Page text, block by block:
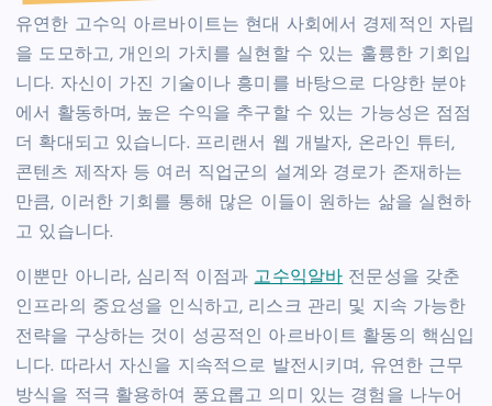
유연한 고수익 아르바이트는 현대 사회에서 경제적인 자립
을 도모하고, 개인의 가치를 실현할 수 있는 훌륭한 기회입
니다. 자신이 가진 기술이나 흥미를 바탕으로 다양한 분야
에서 활동하며, 높은 수익을 추구할 수 있는 가능성은 점점
더 확대되고 있습니다. 프리랜서 웹 개발자, 온라인 튜터,
콘텐츠 제작자 등 여러 직업군의 설계와 경로가 존재하는
만큼, 이러한 기회를 통해 많은 이들이 원하는 삶을 실현하
고 있습니다.
이뿐만 아니라, 심리적 이점과 고수익알바 전문성을 갖춘
인프라의 중요성을 인식하고, 리스크 관리 및 지속 가능한
전략을 구상하는 것이 성공적인 아르바이트 활동의 핵심입
니다. 따라서 자신을 지속적으로 발전시키며, 유연한 근무
방식을 적극 활용하여 풍요롭고 의미 있는 경험을 나누어